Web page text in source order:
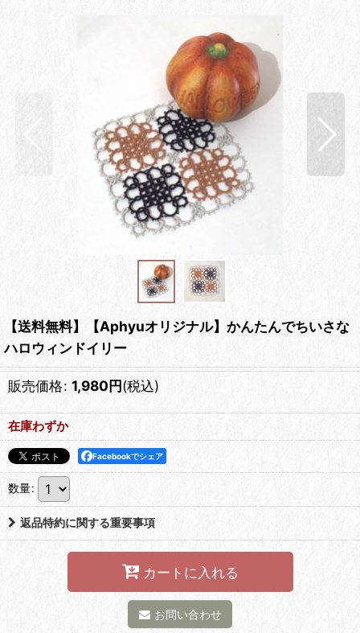
【送料無料】【Aphyuオリジナル】かんたんでちいさな
ハロウィンドイリー
販売価格: 1,980円(税込)
在庫わずか
Facebookでシェア
数量:
返品特約に関する重要事項
カートに入れる
お問い合わせ